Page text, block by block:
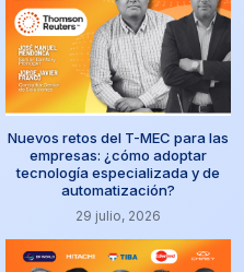
Nuevos retos del T-MEC para las
empresas: ¿cómo adoptar
tecnología especializada y de
automatización?
29 julio, 2026